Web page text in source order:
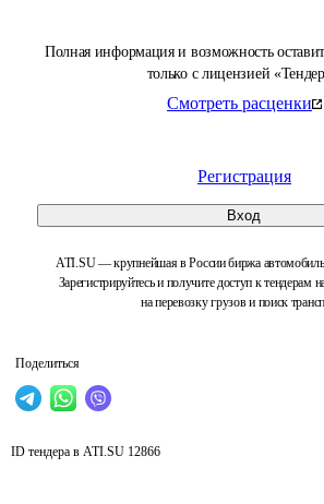
Полная информация и возможность
только с лицензией
Смотреть расценки
Регистрация
Вход
ATI.SU — крупнейшая в России биржа
Зарегистрируйтесь и получите доступ к тендерам
на перевозку грузов и поиск
Поделиться
ID тендера в ATI.SU 12866